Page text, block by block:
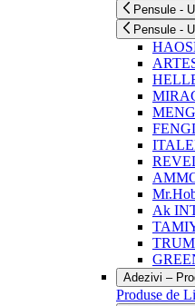
Pensule -
Pensule -
MENG
Ak
Adezivi –
Produse de